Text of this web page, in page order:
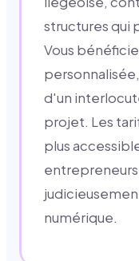
structures qui
Vous
d'un
projet. Les
plus
numérique.